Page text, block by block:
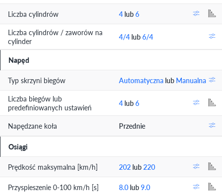
Liczba cylindrów 4 lub6
Liczba cylindrów / zaworów na
cylinder
4/4 lub6/4
Napęd
Typ skrzyni biegów Automatyczna lub Manualna
Liczba biegów lub
predefiniowanych ustawień
4 lub6
Napędzane koła Przednie
Osiągi
Prędkość maksymalna [km/h] 202 lub220
Przyspieszenie 0-100 km/h [s] 8.0 lub9.0